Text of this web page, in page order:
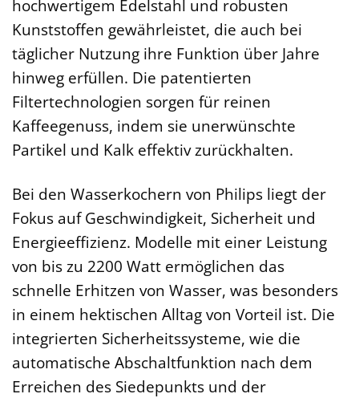
hochwertigem Edelstahl und robusten
Kunststoffen gewährleistet, die auch bei
täglicher Nutzung ihre Funktion über Jahre
hinweg erfüllen. Die patentierten
Filtertechnologien sorgen für reinen
Kaffeegenuss, indem sie unerwünschte
Partikel und Kalk effektiv zurückhalten.
Bei den Wasserkochern von Philips liegt der
Fokus auf Geschwindigkeit, Sicherheit und
Energieeffizienz. Modelle mit einer Leistung
von bis zu 2200 Watt ermöglichen das
schnelle Erhitzen von Wasser, was besonders
in einem hektischen Alltag von Vorteil ist. Die
integrierten Sicherheitssysteme, wie die
automatische Abschaltfunktion nach dem
Erreichen des Siedepunkts und der